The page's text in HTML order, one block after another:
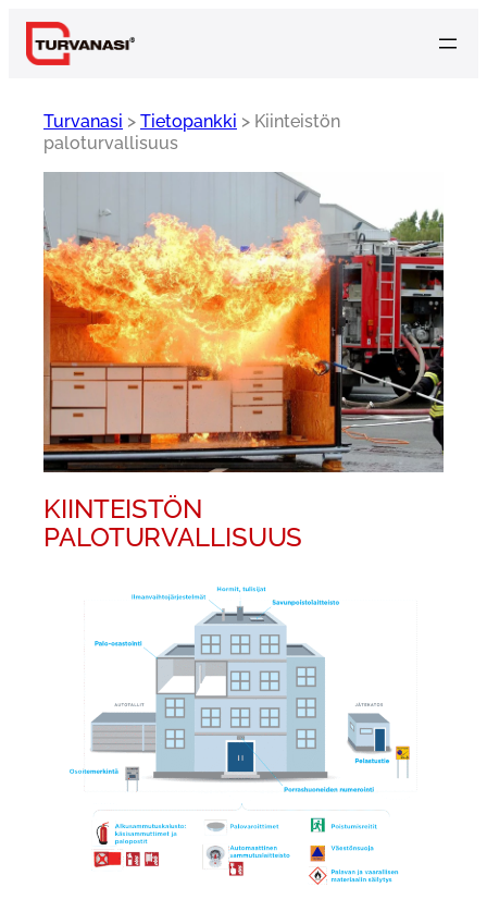
Siirry
sisältöön
Turvanasi > Tietopankki > Kiinteistön
paloturvallisuus
KIINTEISTÖN
PALOTURVALLISUUS